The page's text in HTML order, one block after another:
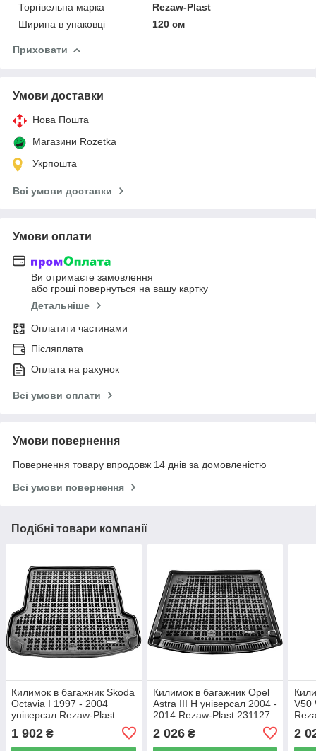
Торгівельна марка
Rezaw-Plast
Ширина в упаковці
120 см
Приховати
Умови доставки
Нова Пошта
Магазини Rozetka
Укрпошта
Всі умови доставки
Умови оплати
Ви отримаєте замовлення
або гроші повернуться на вашу картку
Детальніше
Оплатити частинами
Післяплата
Оплата на рахунок
Всі умови оплати
Умови повернення
Повернення товару впродовж 14 днів за домовленістю
Всі умови повернення
Подібні товари компанії
Килимок в багажник Skoda
Octavia I 1997 - 2004
універсал Rezaw-Plast
1 902 ₴
Килимок в багажник Opel
Astra III H універсал 2004 -
2014 Rezaw-Plast 231127
2 026₴
V50
2